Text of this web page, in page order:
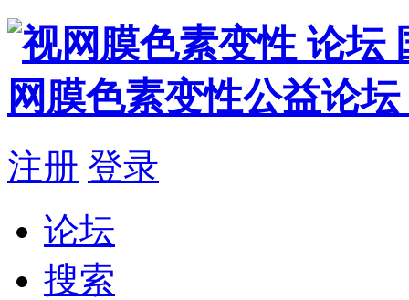
注册 登录
论坛
搜索